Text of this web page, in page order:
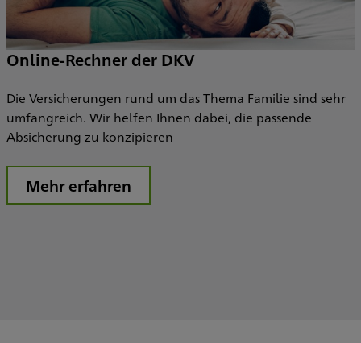
Online-Rechner der DKV
Die Versicherungen rund um das Thema Familie sind sehr
umfangreich. Wir helfen Ihnen dabei, die passende
Absicherung zu konzipieren
Mehr erfahren